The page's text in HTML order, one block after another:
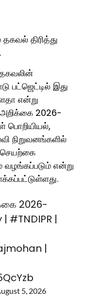
திரித்து
பட்ஜெட்டில் இது
என்று
அறிக்கை 2026-
பொறியியல்,
நிறுவனங்களில்
செயற்கை
வழங்கப்படும் என்று
2026-
| #TNDIPR |
|
5, 2026